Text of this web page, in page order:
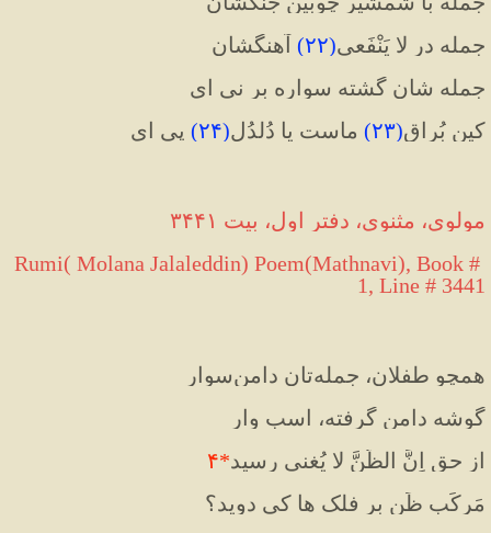
جمله در لا یَنْفَعی(۲۲) آهنگشان
جمله شان گشته سواره بر نی ای
کین بُراقِ(۲۳) ماست یا دُلدُل‌(۲۴) پی ای
مولوی، مثنوی، دفتر اول، بیت ۳۴۴۱
Rumi( Molana Jalaleddin) Poem(Mathnavi), Book #
1, Line # 3441
همچو طفلان، جمله‌تان دامن‌سوار
گوشه دامن گرفته، اسب وار
از حق اِنَّ الظَّنَّ لا یُغنی رسید*۴
مَرکَبِ ظَن بر فلک ها کی دوید؟